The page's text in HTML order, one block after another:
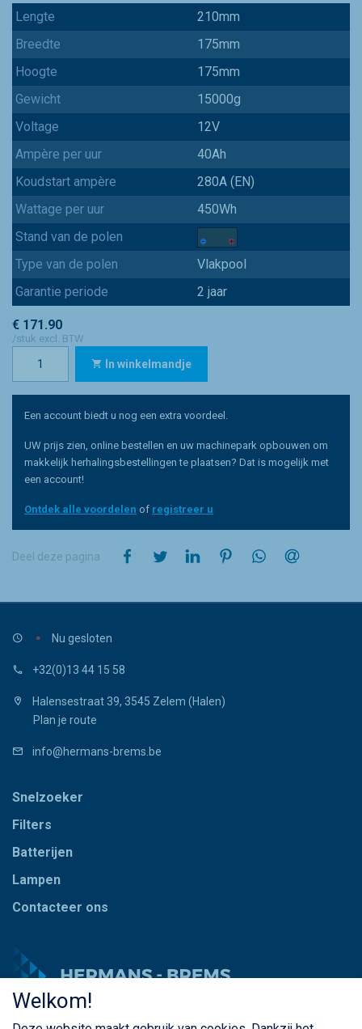
Lengte
210mm
Breedte
175mm
Hoogte
175mm
Gewicht
15000g
Voltage
12V
Ampère per uur
40Ah
Koudstart ampère
280A (EN)
Wattage per uur
450Wh
Stand van de polen
Type van de polen
Vlakpool
Garantie periode
2 jaar
€ 171.90
/stuk excl. BTW
In winkelmandje
Een account biedt u nog een extra voordeel.
UW prijs zien, online bestellen en uw machinepark opbouwen om
makkelijk herhalingsbestellingen te plaatsen? Dat is mogelijk met
een account!
Ontdek alle voordelen of registreer u
Deel deze pagina op Facebookop Twitterop LinkedInop Pinterestop WhatsApp
Nu gesloten
+32(0)13 44 15 58
Halensestraat 39, 3545 Zelem (Halen)
Plan je route
info@hermans-brems.be
Snelzoeker
Filters
Batterijen
Lampen
Contacteer ons
Welkom!